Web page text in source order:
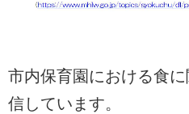
市内保育園における食
信しています。